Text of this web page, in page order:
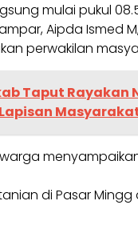
mulai pukul
Aipda Ismed
perwakilan
Taput Rayakan
di Pasar